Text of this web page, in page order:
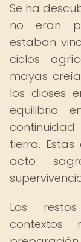
Se ha
no eran
estaban
ciclos
mayas
los dioses
equilibrio
tierra.
acto
Los
contextos